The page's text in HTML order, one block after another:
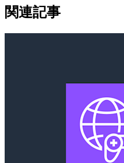
関連記事